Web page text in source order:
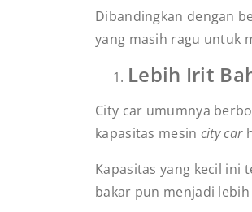
Dibandingkan dengan
yang masih ragu untuk
Lebih Irit
City car umumnya
kapasitas mesin city car
Kapasitas yang kecil ini
bakar pun menjadi